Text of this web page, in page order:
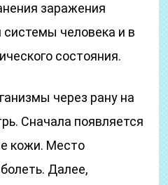
заражения
человека и в
состояния.
через рану на
Сначала появляется
кожи. Место
Далее,